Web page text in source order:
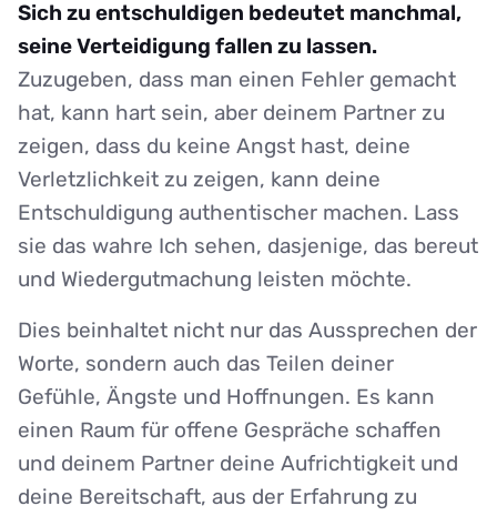
Sich zu entschuldigen bedeutet manchmal,
seine Verteidigung fallen zu lassen.
Zuzugeben, dass man einen Fehler gemacht
hat, kann hart sein, aber deinem Partner zu
zeigen, dass du keine Angst hast, deine
Verletzlichkeit zu zeigen, kann deine
Entschuldigung authentischer machen. Lass
sie das wahre Ich sehen, dasjenige, das bereut
und Wiedergutmachung leisten möchte.
Dies beinhaltet nicht nur das Aussprechen der
Worte, sondern auch das Teilen deiner
Gefühle, Ängste und Hoffnungen. Es kann
einen Raum für offene Gespräche schaffen
und deinem Partner deine Aufrichtigkeit und
deine Bereitschaft, aus der Erfahrung zu